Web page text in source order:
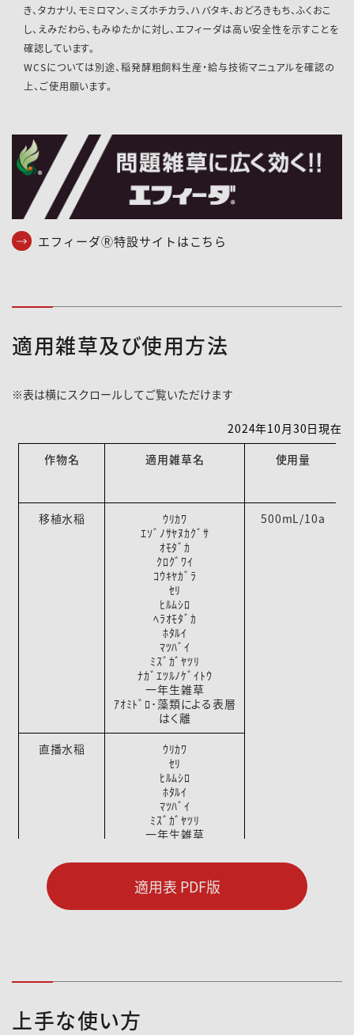
き、タカナリ、モミロマン、ミズホチカラ、ハバタキ、おどろきもち、ふくおこ
し、えみだわら、もみゆたかに対し、エフィーダは高い安全性を示すことを
確認しています。
WCSについては別途、稲発酵粗飼料生産・給与技術マニュアルを確認の
上、ご使用願います。
エフィーダⓇ特設サイトはこちら
適用雑草及び使用方法
2024年10月30日現在
作物名
適用雑草名 使用量
移植水稲
ｳﾘｶﾜ
ｴｿﾞﾉｻﾔﾇｶｸﾞｻ
ｵﾓﾀﾞｶ
ｸﾛｸﾞﾜｲ
ｺｳｷﾔｶﾞﾗ
ｾﾘ
ﾋﾙﾑｼﾛ
ﾍﾗｵﾓﾀﾞｶ
ﾎﾀﾙｲ
ﾏﾂﾊﾞｲ
ﾐｽﾞｶﾞﾔﾂﾘ
ﾅｶﾞｴﾂﾙﾉｹﾞｲﾄｳ
一年生雑草
ｱｵﾐﾄﾞﾛ･藻類による表層
はく離
500mL/10a
直播水稲
ｳﾘｶﾜ
ｾﾘ
ﾋﾙﾑｼﾛ
ﾎﾀﾙｲ
ﾏﾂﾊﾞｲ
ﾐｽﾞｶﾞﾔﾂﾘ
一年生雑草
適用表 PDF版
上手な使い方